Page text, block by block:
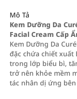
Mô Tả
Kem Dưỡng Da
Facial Cream Cấp
Kem Dưỡng Da
đặc chứa chiết xuất
trong lớp biểu bì,
trở nên khỏe mềm
tác nhân dị ứng